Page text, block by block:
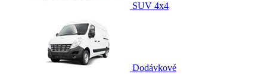
SUV 4x4
Dodávkové